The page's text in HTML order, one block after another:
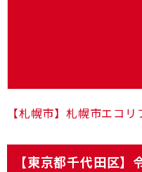
【札幌市】札幌市エコ
【東京都千代田区